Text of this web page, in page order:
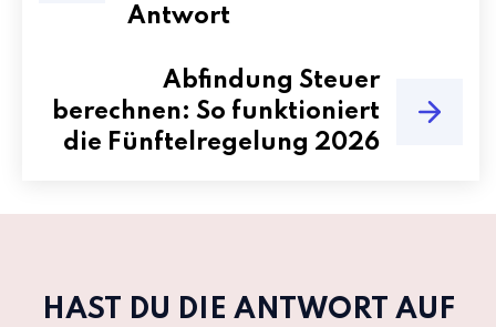
Antwort
Abfindung Steuer
berechnen: So funktioniert
die Fünftelregelung 2026
HAST DU DIE ANTWORT AUF